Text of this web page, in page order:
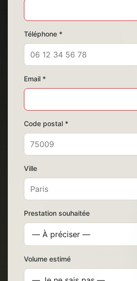
Téléphone *
Email *
Code postal *
Ville
Prestation souhaitée
Volume estimé